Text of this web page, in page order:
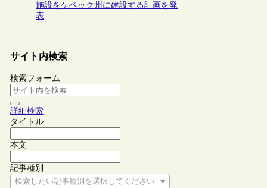
施設をケベック州に建設する計画を発
表
サイト内検索
検索フォーム
詳細検索
タイトル
本文
記事種別
検索したい記事種別を選択してください